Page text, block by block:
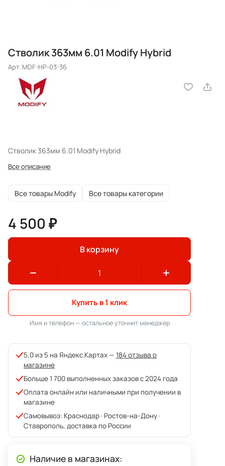
Стволик 363мм 6.01 Modify Hybrid
Арт. MDF-HP-03-36
Стволик 363мм 6.01 Modify Hybrid
Все описание
Все товары Modify Все товары категории
4 500 ₽
В корзину
Купить в 1 клик
Имя и телефон — остальное уточнит менеджер
5,0 из 5 на Яндекс.Картах — 184 отзыва о
магазине
Больше 1 700 выполненных заказов с 2024 года
Оплата онлайн или наличными при получении в
магазине
Самовывоз: Краснодар · Ростов-на-Дону ·
Ставрополь, доставка по России
Наличие в магазинах: